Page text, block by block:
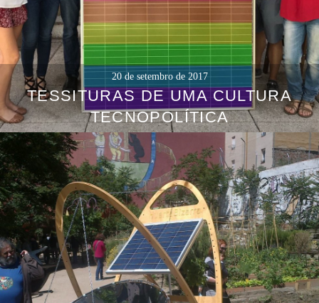
20 de setembro de 2017
TESSITURAS DE UMA CULTURA
TECNOPOLÍTICA